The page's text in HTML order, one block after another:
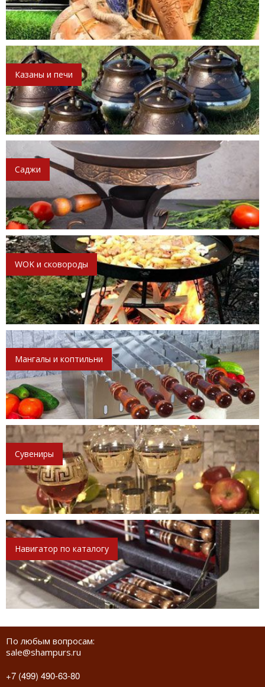
Казаны и печи
Саджи
WOK и сковороды
Мангалы и коптильни
Сувениры
Навигатор по каталогу
По любым вопросам:
sale@shampurs.ru
+7 (499) 490-63-80